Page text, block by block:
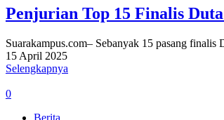
Penjurian Top 15 Finalis
Suarakampus.com– Sebanyak 15 pasang
15 April 2025
Selengkapnya
0
Berita